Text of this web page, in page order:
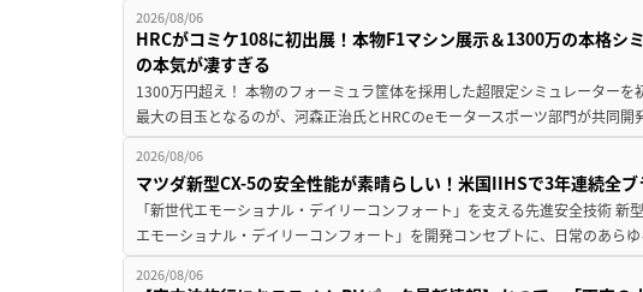
2026/08/06
HRCがコミケ108に初出展！本物F1マシン展示＆1300万の本格シ
の本気が凄すぎる
1300万円超え！ 本物のフォーミュラ筐体を採用した超限定シミュレーターを
最大の目玉となるのが、河森正治氏とHRCのeモータースポーツ部門が共同
2026/08/06
マツダ新型CX-5の安全性能が素晴らしい！米国IIHSで3年連続全
「新世代エモーショナル・デイリーコンフォート」を支える先進安全技術 新
エモーショナル・デイリーコンフォート」を開発コンセプトに、日常のあら
2026/08/06